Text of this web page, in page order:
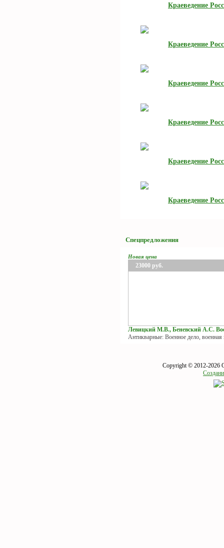
Краеведение
Краеведение
Краеведение
Краеведение
Краеведение
Краеведение
Спецпредложения
Новая цена
23000 руб.
Левицкий М.В., Беневский А.С.
Антикварные: Военное дело, военная
Copyright © 2012-2026